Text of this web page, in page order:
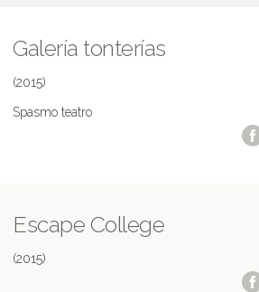
Galería tonterías
(2015)
Spasmo teatro
Escape College
(2015)